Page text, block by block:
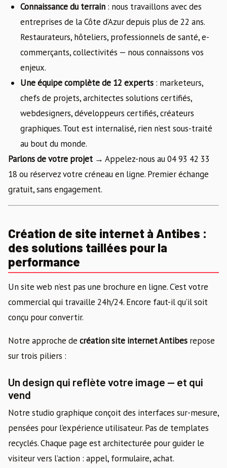
Connaissance du terrain : nous travaillons avec des
entreprises de la Côte d’Azur depuis plus de 22 ans.
Restaurateurs, hôteliers, professionnels de santé, e-
commerçants, collectivités — nous connaissons vos
enjeux.
Une équipe complète de 12 experts : marketeurs,
chefs de projets, architectes solutions certifiés,
webdesigners, développeurs certifiés, créateurs
graphiques. Tout est internalisé, rien n’est sous-traité
au bout du monde.
Parlons de votre projet → Appelez-nous au 04 93 42 33
18 ou réservez votre créneau en ligne. Premier échange
gratuit, sans engagement.
Création de site internet à Antibes :
des solutions taillées pour la
performance
Un site web n’est pas une brochure en ligne. C’est votre
commercial qui travaille 24h/24. Encore faut-il qu’il soit
conçu pour convertir.
Notre approche de création site internet Antibes repose
sur trois piliers :
Un design qui reflète votre image — et qui
vend
Notre studio graphique conçoit des interfaces sur-mesure,
pensées pour l’expérience utilisateur. Pas de templates
recyclés. Chaque page est architecturée pour guider le
visiteur vers l’action : appel, formulaire, achat.